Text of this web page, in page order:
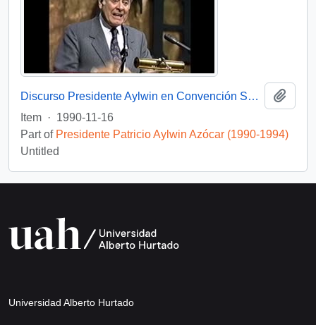
Discurso Presidente Aylwin en Convención Santiago: Video
Item · 1990-11-16
Part of Presidente Patricio Aylwin Azócar (1990-1994)
Untitled
Universidad Alberto Hurtado